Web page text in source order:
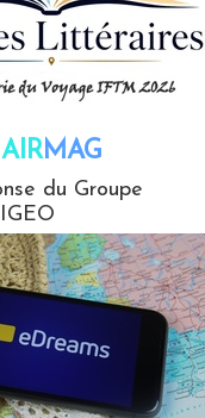
AIRMAG
du Groupe